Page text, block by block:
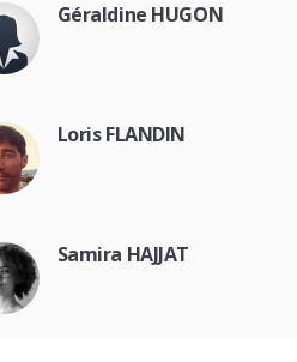
Géraldine HUGON
Loris FLANDIN
Samira HAJJAT